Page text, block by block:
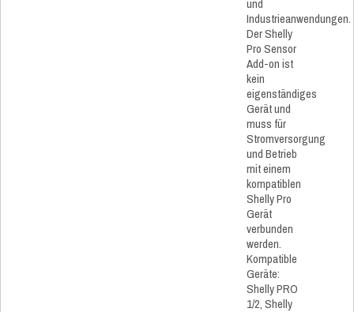
und
Industrieanwendungen.
Der Shelly
Pro Sensor
Add-on ist
kein
eigenständiges
Gerät und
muss für
Stromversorgung
und Betrieb
mit einem
kompatiblen
Shelly Pro
Gerät
verbunden
werden.
Kompatible
Geräte:
Shelly PRO
1/2, Shelly